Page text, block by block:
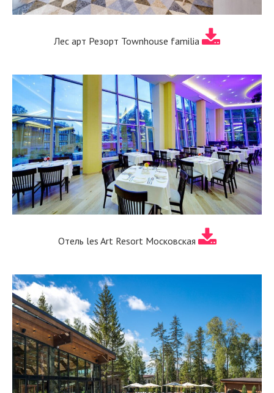
Лес арт Резорт Townhouse familia
Отель les Art Resort Московская